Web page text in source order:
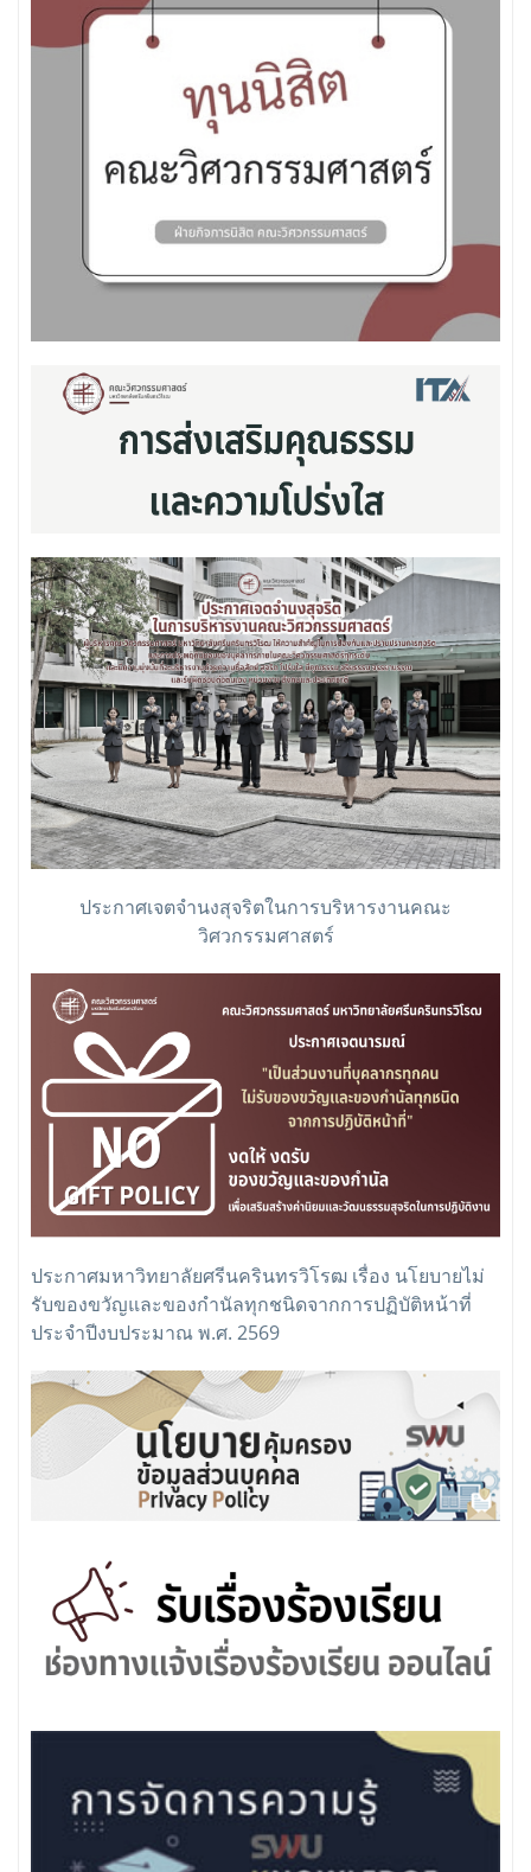
ประกาศเจตจำนงสุจริตในการบริหารงานคณะ
วิศวกรรมศาสตร์
ประกาศมหาวิทยาลัยศรีนครินทรวิโรฒ เรื่อง นโยบายไม่
รับของขวัญและของกำนัลทุกชนิดจากการปฏิบัติหน้าที่
ประจำปีงบประมาณ พ.ศ. 2569